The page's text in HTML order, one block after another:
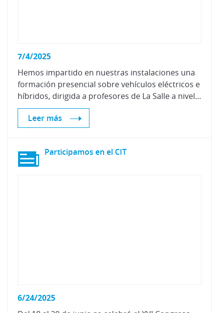
7/4/2025
Hemos impartido en nuestras instalaciones una
formación presencial sobre vehículos eléctricos e
híbridos, dirigida a profesores de La Salle a nivel nacional.
Leer más
Participamos en el CIT
6/24/2025